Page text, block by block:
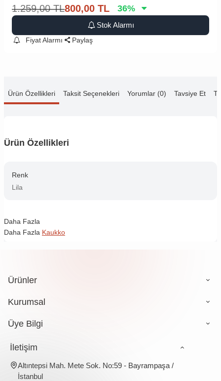
1.259,00 TL800,00 TL 36%
Stok Alarmı
Fiyat Alarmı Paylaş
Ürün Özellikleri Taksit Seçenekleri Yorumlar (0) Tavsiye Et
Ürün Özellikleri
Renk
Lila
Daha Fazla
Daha Fazla Kaukko
Ürünler
Kurumsal
Üye Bilgi
İletişim
Altıntepsi Mah. Mete Sok. No:59 - Bayrampaşa /
İstanbul